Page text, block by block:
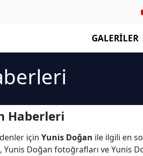
GALERİLER
Haberleri
için Yunis Doğan ile ilgili en
Yunis Doğan fotoğrafları ve Yunis